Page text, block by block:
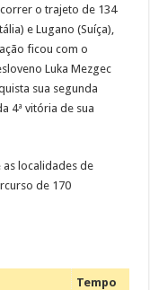
o trajeto de 134
e Lugano (Suíça),
ficou com o
Luka Mezgec
sua segunda
4ª vitória de sua
as localidades de
de 170
Tempo